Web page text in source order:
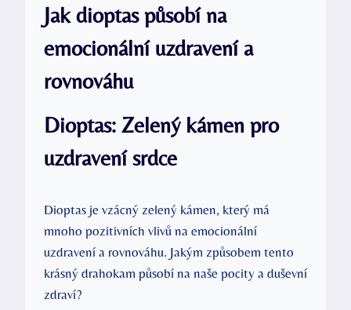
Jak dioptas působí na
emocionální uzdravení a
rovnováhu
Dioptas: Zelený kámen pro
uzdravení srdce
Dioptas je vzácný zelený kámen, který má
mnoho pozitivních vlivů na emocionální
uzdravení a rovnováhu. Jakým způsobem tento
krásný drahokam působí na naše pocity a duševní
zdraví?